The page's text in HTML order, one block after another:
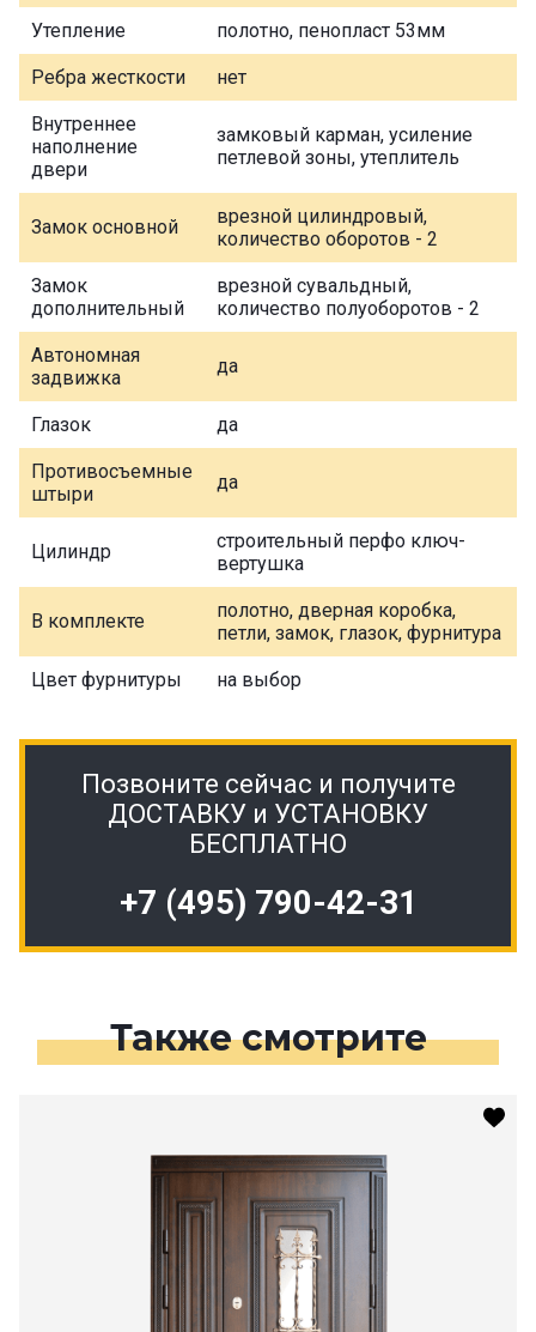
Утепление полотно, пенопласт 53мм
Ребра жесткости нет
Внутреннее
наполнение
двери
замковый карман, усиление
петлевой зоны, утеплитель
Замок основной
врезной цилиндровый,
количество оборотов - 2
Замок
дополнительный
врезной сувальдный,
количество полуоборотов - 2
Автономная
задвижка
да
Глазок да
Противосъемные
штыри
да
Цилиндр
строительный перфо ключ-
вертушка
В комплекте
полотно, дверная коробка,
петли, замок, глазок, фурнитура
Цвет фурнитуры на выбор
Позвоните сейчас и получите
ДОСТАВКУ и УСТАНОВКУ
БЕСПЛАТНО
+7 (495) 790-42-31
Также смотрите